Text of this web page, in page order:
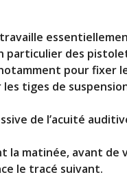
particulier des
pour fixer
tiges de
de l’acuité
la matinée, avant de
le tracé suivant.